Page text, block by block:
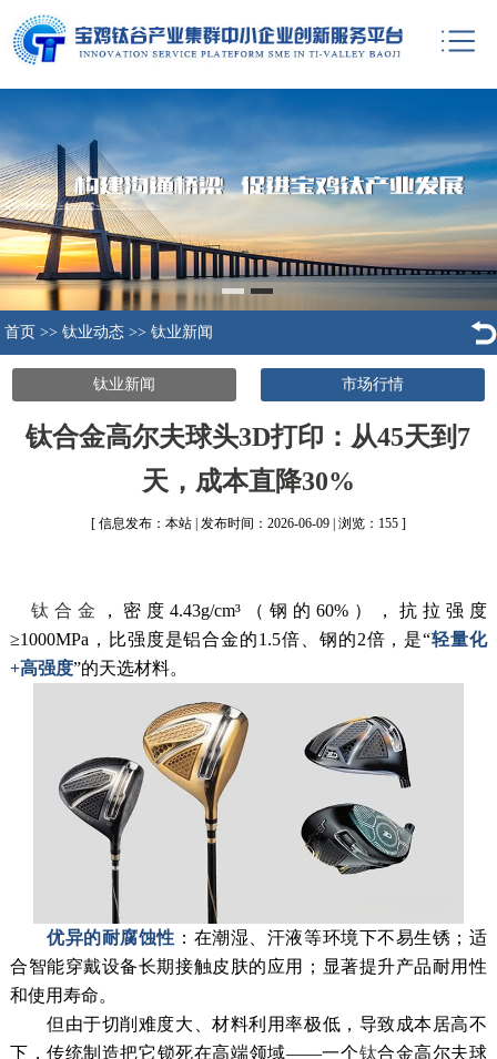
首页 >> 钛业动态 >> 钛业新闻
钛业新闻 市场行情
钛合金高尔夫球头3D打印：从45天到7
天，成本直降30%
[ 信息发布：本站 | 发布时间：2026-06-09 | 浏览：155 ]
钛合金
，密度4.43g/cm³（钢的60%），抗拉强度
≥1000MPa，比强度是铝合金的1.5倍、钢的2倍，是“轻量化
+高强度”的天选材料。
优异的耐腐蚀性 ：在潮湿、汗液等环境下不易生锈；适
合智能穿戴设备长期接触皮肤的应用；显著提升产品耐用性
和使用寿命。
但由于切削难度大、材料利用率极低，导致成本居高不
下，传统制造把它锁死在高端领域——一个钛合金高尔夫球